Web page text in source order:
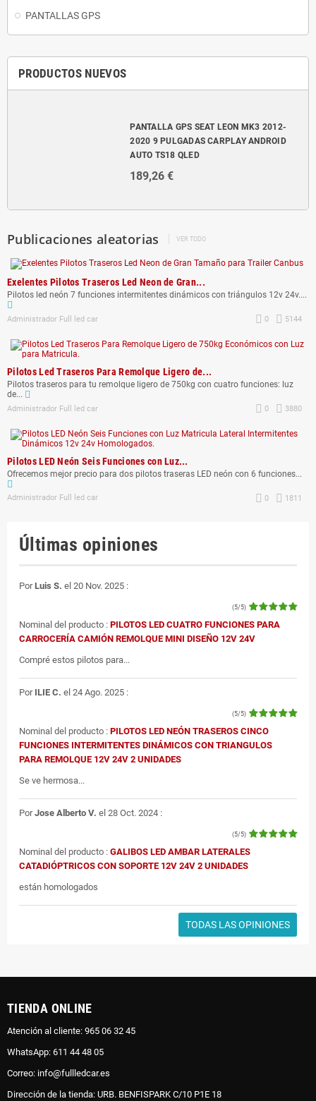
PANTALLAS GPS
PRODUCTOS NUEVOS
PANTALLA GPS SEAT LEON MK3 2012-
2020 9 PULGADAS CARPLAY ANDROID
AUTO TS18 QLED
189,26 €
Publicaciones aleatorias VER TODO
Exelentes Pilotos Traseros Led Neon de Gran...
Pilotos led neón 7 funciones intermitentes dinámicos con triángulos 12v 24v....
Administrador Full led car 5144
0
Pilotos Led Traseros Para Remolque Ligero de...
Pilotos traseros para tu remolque ligero de 750kg con cuatro funciones: luz
de...
Administrador Full led car 3880
0
Pilotos LED Neón Seis Funciones con Luz...
Ofrecemos mejor precio para dos pilotos traseras LED neón con 6 funciones...
Administrador Full led car 1811
0
Últimas opiniones
PorLuis S. el 20 Nov. 2025 :
(5/5)
Nominal del producto : PILOTOS LED CUATRO FUNCIONES PARA
CARROCERÍA CAMIÓN REMOLQUE MINI DISEÑO 12V 24V
Compré estos pilotos para...
Por ILIE C. el 24 Ago. 2025 :
(5/5)
Nominal del producto : PILOTOS LED NEÓN TRASEROS CINCO
FUNCIONES INTERMITENTES DINÁMICOS CON TRIANGULOS
PARA REMOLQUE 12V 24V 2 UNIDADES
Se ve hermosa...
PorJose Alberto V. el 28 Oct. 2024 :
(5/5)
Nominal del producto : GALIBOS LED AMBAR LATERALES
CATADIÓPTRICOS CON SOPORTE 12V 24V 2 UNIDADES
están homologados
TODAS LAS OPINIONES
TIENDA ONLINE
Atención al cliente: 965 06 32 45
WhatsApp: 611 44 48 05
Correo: info@fullledcar.es
Dirección de la tienda: URB. BENFISPARK C/10 P1E 18